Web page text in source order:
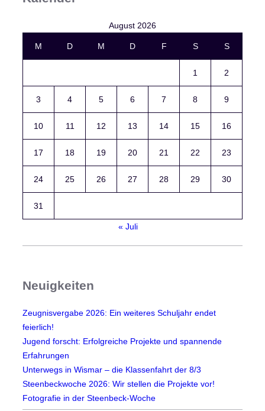
August 2026
M D M D F S S
1 2
3 4 5 6 7 8 9
10 11 12 13 14 15 16
17 18 19 20 21 22 23
24 25 26 27 28 29 30
31
« Juli
Neuigkeiten
Zeugnisvergabe 2026: Ein weiteres Schuljahr endet
feierlich!
Jugend forscht: Erfolgreiche Projekte und spannende
Erfahrungen
Unterwegs in Wismar – die Klassenfahrt der 8/3
Steenbeckwoche 2026: Wir stellen die Projekte vor!
Fotografie in der Steenbeck-Woche